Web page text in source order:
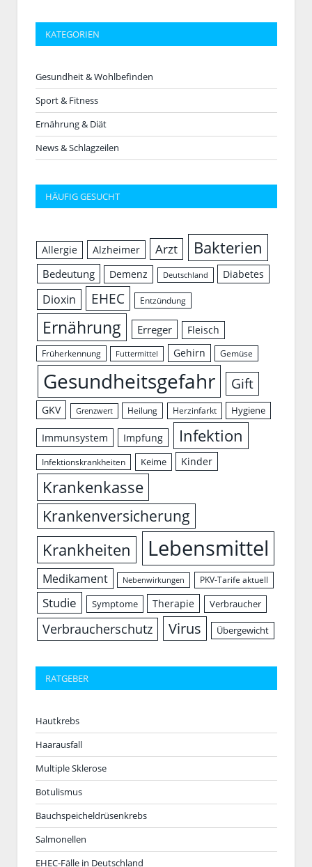
KATEGORIEN
Gesundheit & Wohlbefinden
Sport & Fitness
Ernährung & Diät
News & Schlagzeilen
HÄUFIG GESUCHT
Allergie Alzheimer Arzt Bakterien
Bedeutung Demenz Deutschland Diabetes
Dioxin EHEC Entzündung
Ernährung Erreger Fleisch
Früherkennung Futtermittel Gehirn Gemüse
Gesundheitsgefahr Gift
GKV Grenzwert Heilung Herzinfarkt Hygiene
Immunsystem Impfung Infektion
Infektionskrankheiten Keime Kinder
Krankenkasse
Krankenversicherung
Krankheiten Lebensmittel
Medikament Nebenwirkungen PKV-Tarife aktuell
Studie Symptome Therapie Verbraucher
Verbraucherschutz Virus Übergewicht
RATGEBER
Hautkrebs
Haarausfall
Multiple Sklerose
Botulismus
Bauchspeicheldrüsenkrebs
Salmonellen
EHEC-Fälle in Deutschland